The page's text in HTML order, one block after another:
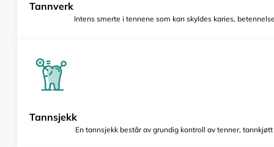
Tannverk
Intens smerte i tennene som kan skyldes karies,
Tannsjekk
En tannsjekk består av grundig kontroll av tenner,